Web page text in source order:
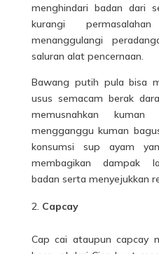
menghindari badan dari
kurangi
menanggulangi
saluran alat pencernaan.
Bawang putih pula bisa
usus semacam berak
memusnahkan
mengganggu kuman
konsumsi sup ayam
membagikan dampak
badan serta menyejukkan
Capcay
Cap cai ataupun capcay